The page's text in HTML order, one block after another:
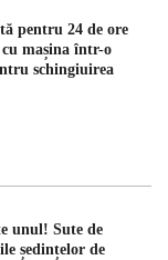
pentru 24 de ore
mașina într-o
schingiuirea
unul! Sute de
ședințelor de